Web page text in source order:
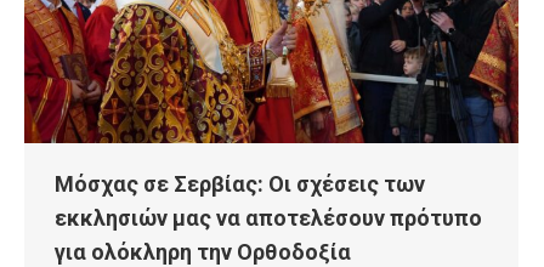
Μόσχας σε Σερβίας: Οι σχέσεις των
εκκλησιών μας να αποτελέσουν πρότυπο
για ολόκληρη την Ορθοδοξία